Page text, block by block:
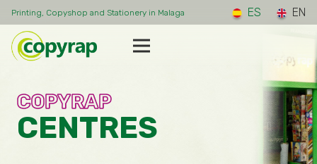
Printing, Copyshop and Stationery in Malaga ES EN
COPYRAP
CENTRES